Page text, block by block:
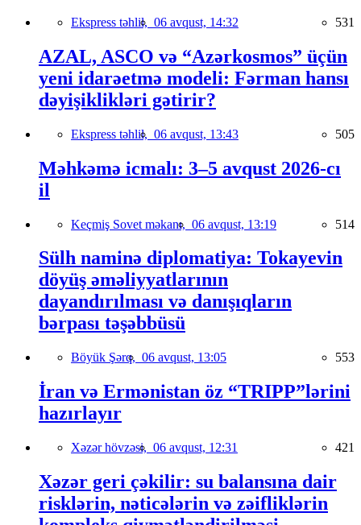
Ekspress təhlil, 06 avqust, 14:32 531
AZAL, ASCO və “Azərkosmos” üçün
yeni idarəetmə modeli: Fərman hansı
dəyişiklikləri gətirir?
Ekspress təhlil, 06 avqust, 13:43 505
Məhkəmə icmalı: 3–5 avqust 2026-cı
il
Keçmiş Sovet məkanı, 06 avqust, 13:19 514
Sülh naminə diplomatiya: Tokayevin
döyüş əməliyyatlarının
dayandırılması və danışıqların
bərpası təşəbbüsü
Böyük Şərq, 06 avqust, 13:05 553
İran və Ermənistan öz “TRIPP”lərini
hazırlayır
Xəzər hövzəsi, 06 avqust, 12:31 421
Xəzər geri çəkilir: su balansına dair
risklərin, nəticələrin və zəifliklərin